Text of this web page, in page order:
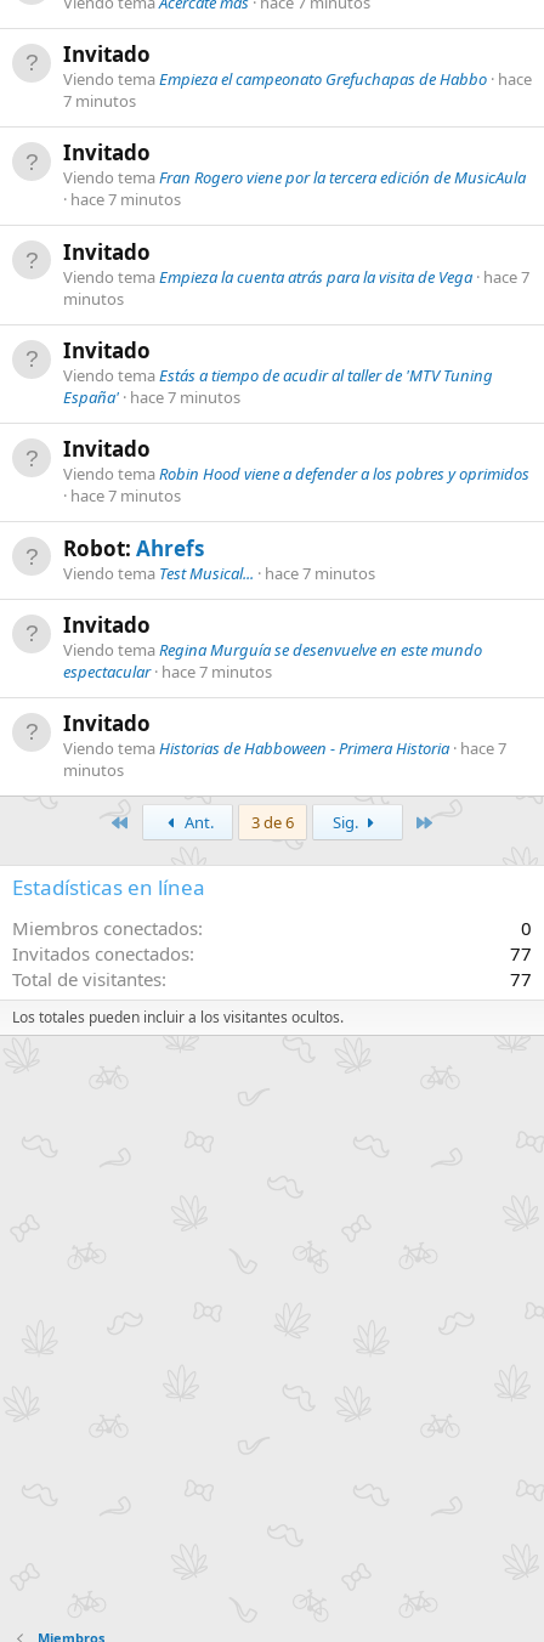
Invitado
Viendo temaEmpieza el campeonato Grefuchapas de Habbo hace
7 minutos
Invitado
Viendo temaFran Rogero viene por la tercera edición de MusicAula
hace 7 minutos
Invitado
Viendo temaEmpieza la cuenta atrás para la visita de Vega hace 7
minutos
Invitado
Viendo temaEstás a tiempo de acudir al taller de 'MTV Tuning
España' hace 7 minutos
Invitado
Viendo temaRobin Hood viene a defender a los pobres y oprimidos
hace 7 minutos
Robot: Ahrefs
Viendo tema Test Musical... hace 7 minutos
Invitado
Viendo temaRegina Murguía se desenvuelve en este mundo
espectacular hace 7 minutos
Invitado
Viendo temaHistorias de Habboween - Primera Historia hace 7
minutos
PrimeroAnt. 3 de 6 Sig.
Estadísticas en línea
Miembros conectados
0
Invitados conectados
77
Total de visitantes
77
Los totales pueden incluir a los visitantes ocultos.
Miembros